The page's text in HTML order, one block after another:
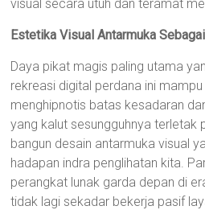
visual secara utuh dan teramat
Estetika Visual Antarmuka
Daya pikat magis paling utama
rekreasi digital perdana ini
menghipnotis batas kesadaran
yang kalut sesungguhnya terletak
bangun desain antarmuka visual
hadapan indra penglihatan kita.
perangkat lunak garda depan di
tidak lagi sekadar bekerja pasif